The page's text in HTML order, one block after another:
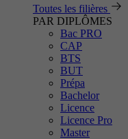
Toutes les filières
PAR DIPLÔMES
Bac PRO
CAP
BTS
BUT
Prépa
Bachelor
Licence
Licence Pro
Master